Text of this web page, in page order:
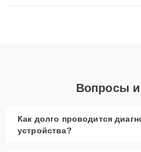
Вопросы
Как долго проводится
устройства?